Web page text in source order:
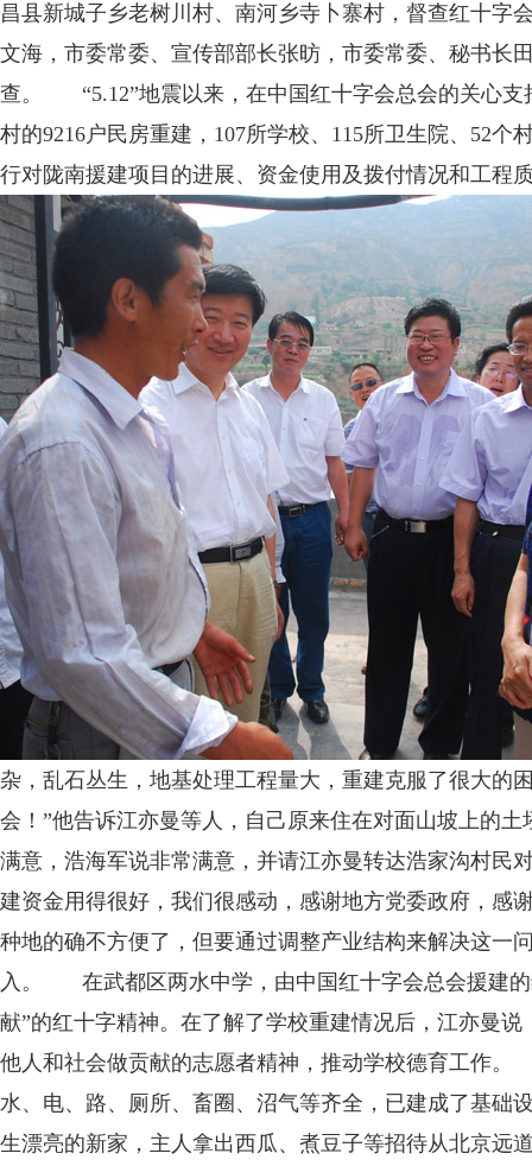
昌县新城子乡老树川村、南河乡寺卜寨村，督查红十字
文海，市委常委、宣传部部长张昉，市委常委、秘书长
查。 “5.12”地震以来，在中国红十字会总会的关心支
村的9216户民房重建，107所学校、115所卫生院、52
行对陇南援建项目的进展、资金使用及拨付情况和工程
杂，乱石丛生，地基处理工程量大，重建克服了很大的
会！”他告诉江亦曼等人，自己原来住在对面山坡上的
满意，浩海军说非常满意，并请江亦曼转达浩家沟村民
建资金用得很好，我们很感动，感谢地方党委政府，感
种地的确不方便了，但要通过调整产业结构来解决这一
入。 在武都区两水中学，由中国红十字会总会援建的
献”的红十字精神。在了解了学校重建情况后，江亦曼
他人和社会做贡献的志愿者精神，推动学校德育工作
水、电、路、厕所、畜圈、沼气等齐全，已建成了基础
生漂亮的新家，主人拿出西瓜、煮豆子等招待从北京远